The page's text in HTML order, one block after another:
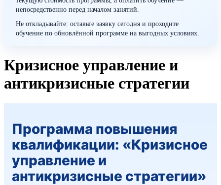
непосредственно перед началом занятий.
Не откладывайте: оставьте заявку сегодня и проходите
обучение по обновлённой программе на выгодных условиях.
Кризисное управление и
антикризисные стратегии
Программа повышения
квалификации: «Кризисное
управление и
антикризисные стратегии»